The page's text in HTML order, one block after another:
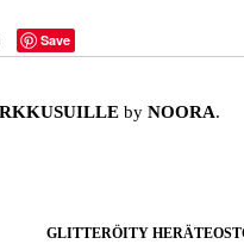
Save
byNOORA.
GLITTERÖITY